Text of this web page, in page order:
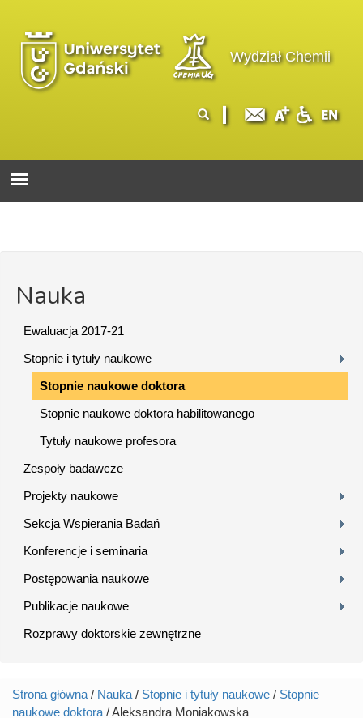
Wydział Chemii
wyszukiwania
Nauka
Ewaluacja 2017-21
Stopnie i tytuły naukowe
Stopnie naukowe doktora
Stopnie naukowe doktora habilitowanego
Tytuły naukowe profesora
Zespoły badawcze
Projekty naukowe
Sekcja Wspierania Badań
Konferencje i seminaria
Postępowania naukowe
Publikacje naukowe
Rozprawy doktorskie zewnętrzne
Jesteś tutaj
Strona główna / Nauka / Stopnie i tytuły naukowe / Stopnie
naukowe doktora / Aleksandra Moniakowska